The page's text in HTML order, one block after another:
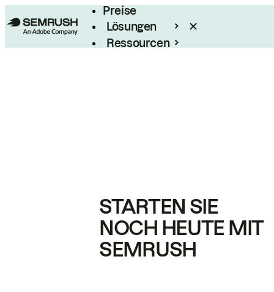
Preise
Lösungen
Ressourcen
STARTEN SIE
NOCH HEUTE MIT
SEMRUSH